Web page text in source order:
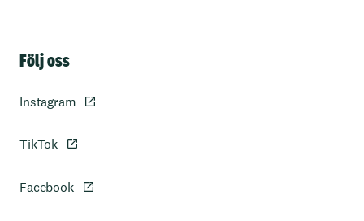
Följ oss
Instagram
TikTok
Facebook